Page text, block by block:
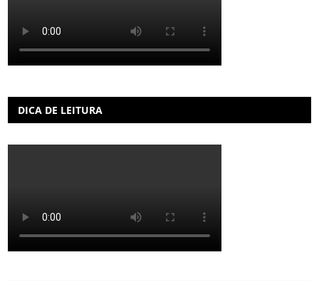
DICA DE LEITURA